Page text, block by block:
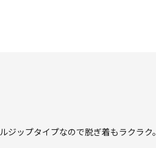
ップタイプなので脱ぎ着もラクラク